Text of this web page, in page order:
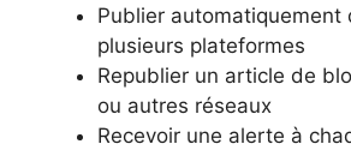
Publier automatiquement
plusieurs plateformes
Republier un article de
ou autres réseaux
Recevoir une alerte à